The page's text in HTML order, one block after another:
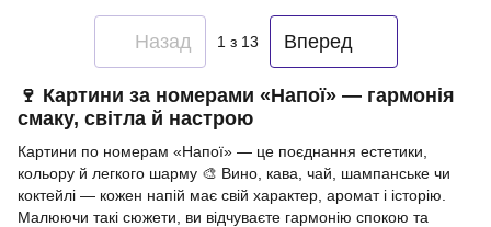
Назад 1з 13 Вперед
🍷 Картини за номерами «Напої» — гармонія
смаку, світла й настрою
Картини по номерам «Напої» — це поєднання естетики,
кольору й легкого шарму 🎨 Вино, кава, чай, шампанське чи
коктейлі — кожен напій має свій характер, аромат і історію.
Малюючи такі сюжети, ви відчуваєте гармонію спокою та